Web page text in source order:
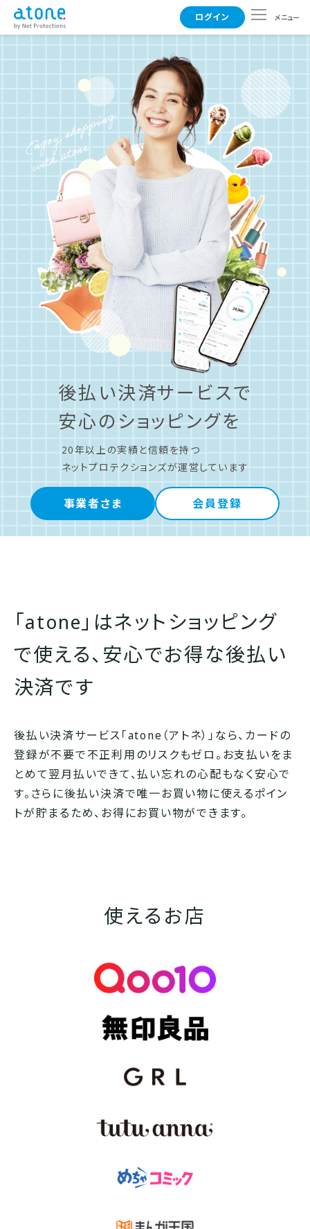
よくある質問
事業者さまはこちら
ログイン メニュー
後払い決済サービスで
安心のショッピングを
20年以上の実績と信頼を持つ
ネットプロテクションズが運営しています
事業者さま 会員登録
「atone」はネットショッピング
で使える、 安心でお得な後払い
決済です
後払い決済サービス「atone（アトネ）」なら、カードの
登録が不要で不正利用のリスクもゼロ。お支払いをま
とめて翌月払いできて、払い忘れの心配もなく安心で
す。さらに後払い決済で唯一お買い物に使えるポイン
トが貯まるため、お得にお買い物ができます。
使えるお店